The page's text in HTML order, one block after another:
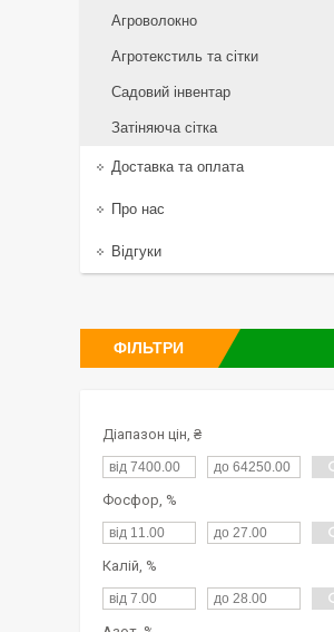
Агроволокно
Агротекстиль та сітки
Садовий інвентар
Затіняюча сітка
Доставка та оплата
Про нас
Відгуки
ФІЛЬТРИ
Діапазон цін, ₴
Фосфор, %
Калій, %